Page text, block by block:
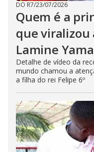
DO R7/23/07/2026
Quem é a
que viralizou
Lamine
Detalhe de vídeo da
mundo chamou a
a filha do rei Felipe 6º